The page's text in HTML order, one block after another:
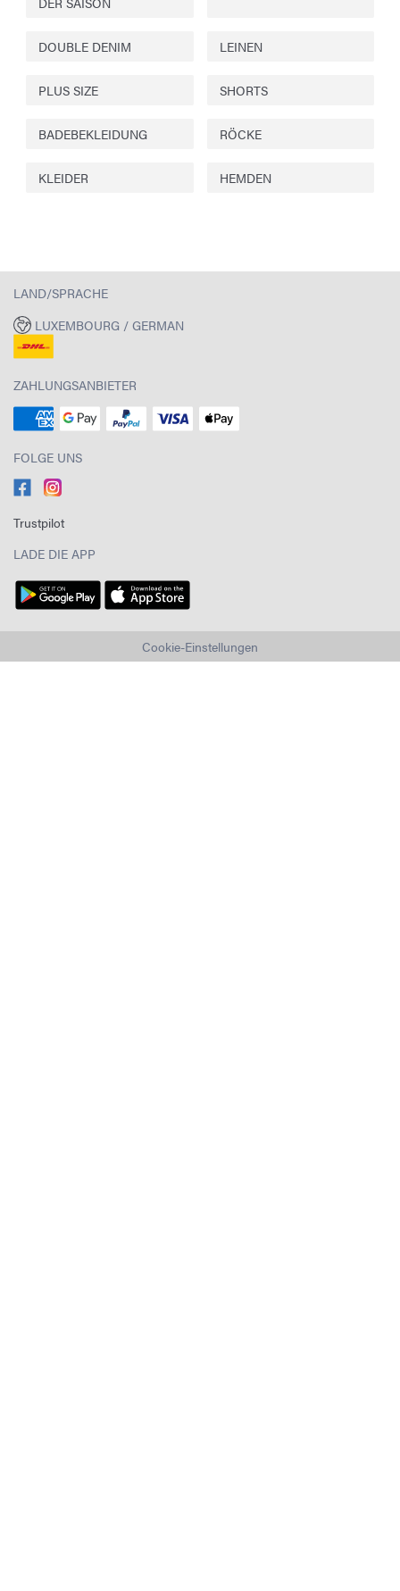
DOUBLE DENIM LEINEN
PLUS SIZE SHORTS
BADEBEKLEIDUNG RÖCKE
KLEIDER HEMDEN
LAND/SPRACHE
LUXEMBOURG / GERMAN
ZAHLUNGSANBIETER
FOLGE UNS
Trustpilot
LADE DIE APP
Cookie-Einstellungen